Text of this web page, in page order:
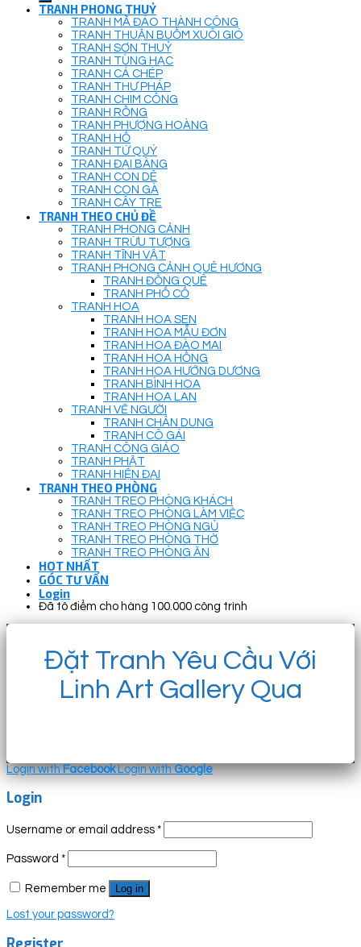
TRANH PHONG THUỶ
TRANH MÃ ĐÁO THÀNH CÔNG
TRANH THUẬN BUỒM XUÔI GIÓ
TRANH SƠN THUỶ
TRANH TÙNG HẠC
TRANH CÁ CHÉP
TRANH THƯ PHÁP
TRANH CHIM CÔNG
TRANH RỒNG
TRANH PHƯỢNG HOÀNG
TRANH HỔ
TRANH TỨ QUÝ
TRANH ĐẠI BÀNG
TRANH CON DÊ
TRANH CON GÀ
TRANH CÂY TRE
TRANH THEO CHỦ ĐỀ
TRANH PHONG CẢNH
TRANH TRỪU TƯỢNG
TRANH TĨNH VẬT
TRANH PHONG CẢNH QUÊ HƯƠNG
TRANH ĐỒNG QUÊ
TRANH PHỐ CỔ
TRANH HOA
TRANH HOA SEN
TRANH HOA MẪU ĐƠN
TRANH HOA ĐÀO MAI
TRANH HOA HỒNG
TRANH HOA HƯỚNG DƯƠNG
TRANH BÌNH HOA
TRANH HOA LAN
TRANH VẼ NGƯỜI
TRANH CHÂN DUNG
TRANH CÔ GÁI
TRANH CÔNG GIÁO
TRANH PHẬT
TRANH HIỆN ĐẠI
TRANH THEO PHÒNG
TRANH TREO PHÒNG KHÁCH
TRANH TREO PHÒNG LÀM VIỆC
TRANH TREO PHÒNG NGỦ
TRANH TREO PHÒNG THỜ
TRANH TREO PHÒNG ĂN
HOT NHẤT
GÓC TƯ VẤN
Login
Đã tô điểm cho hàng 100.000 công trình
Đặt Tranh Yêu Cầu Với
Linh Art Gallery Qua
Login withFacebook Login withGoogle
Login
Username or email address *
Password *
Remember me Log in
Lost your password?